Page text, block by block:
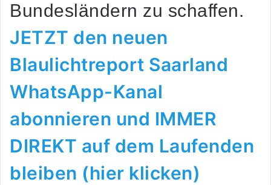
Bundesländern zu schaffen.
JETZT den neuen
Blaulichtreport Saarland
WhatsApp-Kanal
abonnieren und IMMER
DIREKT auf dem Laufenden
bleiben (hier klicken)